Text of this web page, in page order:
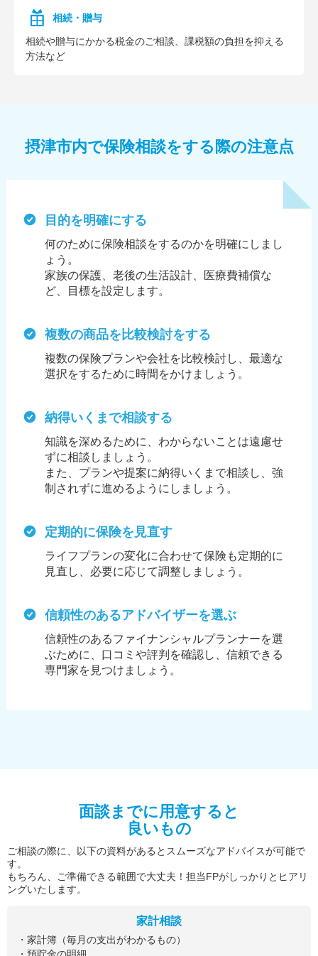
相続・贈与
相続や贈与にかかる税⾦のご相談、課税額の負担を抑える
⽅法など
摂津市内で保険相談をする際の注意点
目的を明確にする
何のために保険相談をするのかを明確にしまし
ょう。
家族の保護、老後の生活設計、医療費補償な
ど、目標を設定します。
複数の商品を比較検討をする
複数の保険プランや会社を比較検討し、最適な
選択をするために時間をかけましょう。
納得いくまで相談する
知識を深めるために、わからないことは遠慮せ
ずに相談しましょう。
また、プランや提案に納得いくまで相談し、強
制されずに進めるようにしましょう。
定期的に保険を見直す
ライフプランの変化に合わせて保険も定期的に
見直し、必要に応じて調整しましょう。
信頼性のあるアドバイザーを選ぶ
信頼性のあるファイナンシャルプランナーを選
ぶために、 口コミや評判を確認し、信頼できる
専門家を見つけましょう。
面談までに用意すると
良いもの
ご相談の際に、以下の資料があるとスムーズなアドバイスが可能で
す。
もちろん、ご準備できる範囲で大丈夫！担当FPがしっかりとヒアリ
ングいたします。
家計相談
・家計簿（毎月の支出がわかるもの）
・預貯金の明細